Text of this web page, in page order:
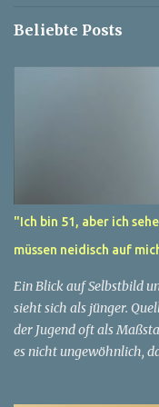
Beliebte Posts
"Ich bin 51, aber ich
müssen neidisch auf
Ein Blick auf Selbstbild
sieht sich als jünger.
der Jugend oft als
es nicht ungewöhnlich,